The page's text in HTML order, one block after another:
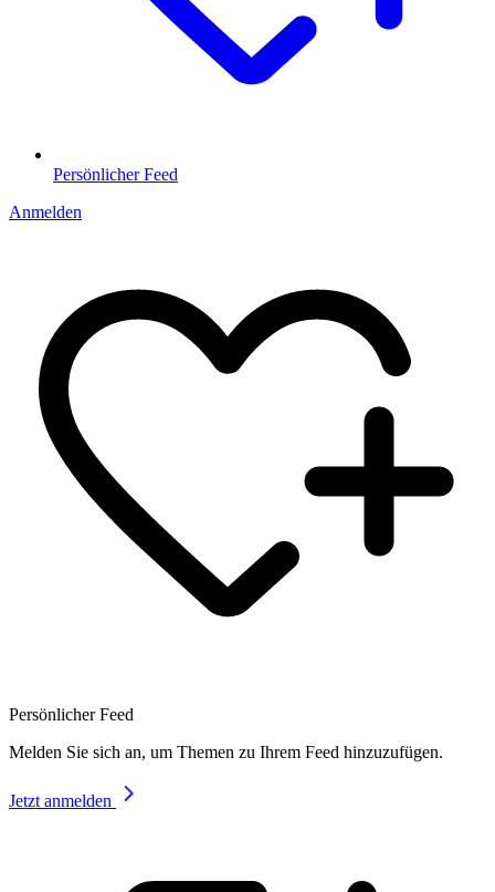
Persönlicher Feed
Anmelden
Persönlicher Feed
Melden Sie sich an, um Themen zu Ihrem Feed hinzuzufügen.
Jetzt anmelden